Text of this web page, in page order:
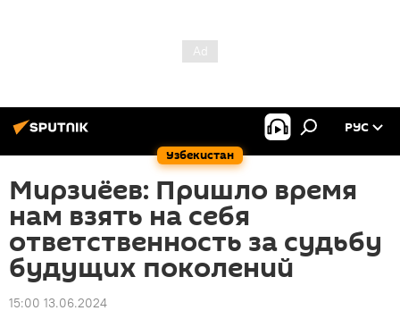
Узбекистан
РУС
Мирзиёев: Пришло время
нам взять на себя
ответственность за судьбу
будущих поколений
15:00 13.06.2024